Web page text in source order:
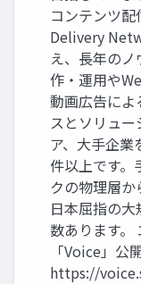
コンテンツ
Delivery
え、長年の
作・運用や
動画広告によ
スとソリュー
ア、大手企
件以上です。
クの物理層か
日本屈指の
数あります。
「Voice」公
https://